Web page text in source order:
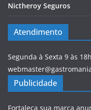
Nictheroy Seguros
Atendimento
Segunda à Sexta 9 às
Publicidade
Fortaleça sua marca